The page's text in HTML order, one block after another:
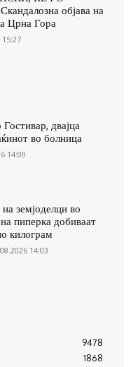
објава на
Црна Гора
15:27
двајца
во болница
14:09
земјоделци во
пиперка добиваат
килограм
14:03
9478
1868